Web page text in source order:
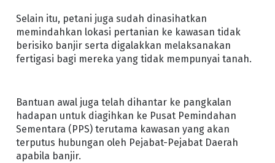
Selain itu, petani juga sudah dinasihatkan
memindahkan lokasi pertanian ke kawasan tidak
berisiko banjir serta digalakkan melaksanakan
fertigasi bagi mereka yang tidak mempunyai tanah.
Bantuan awal juga telah dihantar ke pangkalan
hadapan untuk diagihkan ke Pusat Pemindahan
Sementara (PPS) terutama kawasan yang akan
terputus hubungan oleh Pejabat-Pejabat Daerah
apabila banjir.